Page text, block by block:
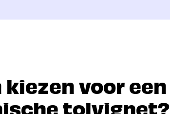
kiezen voor een
tolvignet?